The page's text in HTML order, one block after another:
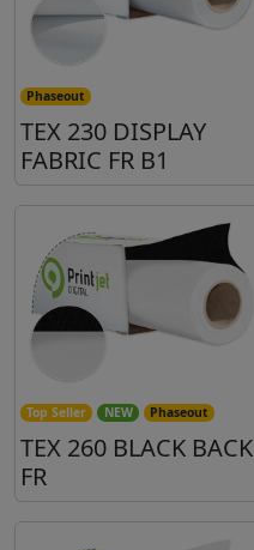
Phaseout
TEX 230 DISPLAY
FABRIC FR B1
Top Seller NEW Phaseout
TEX 260 BLACK BACK
FR